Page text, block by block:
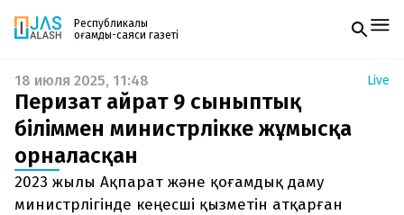
Республикалық
қоғамдық-саяси газеті
Жаңалықтар
Спорт
Live
Руханият
Аймақ
Архив
Заң және тәртіп
Газетке жазылу
PDF форматтағы газетті ай сайын электронды
поштаңызға алып отырыңыз. Жаңа нөмір
шыққан сәтте сізге бірден жіберіледі. Тек email
енгізіңіз, біз қалғанын өзіміз жібереміз.
18 июля 2025, 11:48 Live
Перизат Қайрат 9 сыныптық
біліммен министрлікке жұмысқа
орналасқан
2023 жылы Ақпарат және қоғамдық даму
министрлігінде кеңесші қызметін атқарған